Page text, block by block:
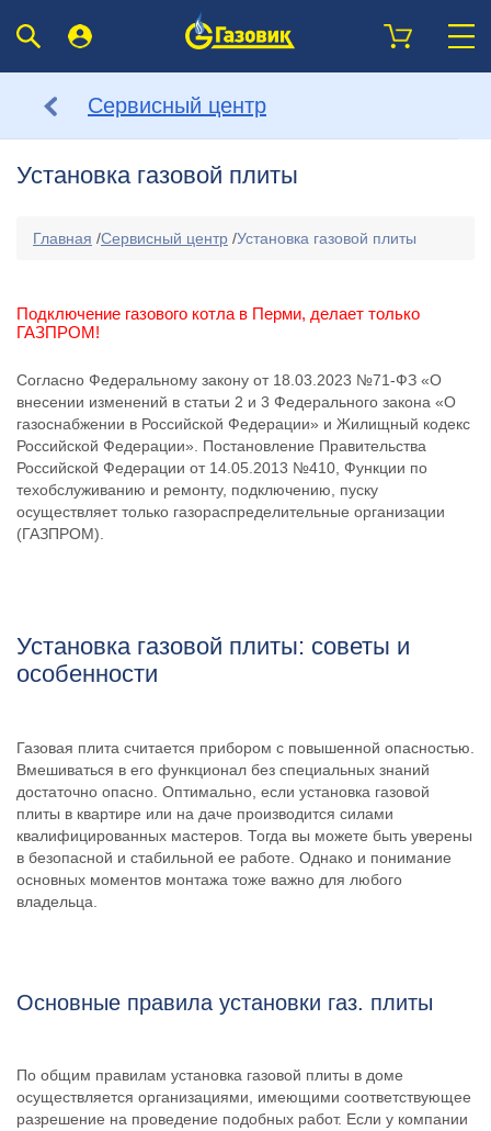
Сервисный центр
Установка газовой плиты
Главная /Сервисный центр /Установка газовой плиты
Подключение газового котла в Перми, делает только
ГАЗПРОМ!
Согласно Федеральному закону от 18.03.2023 №71-ФЗ «О
внесении изменений в статьи 2 и 3 Федерального закона «О
газоснабжении в Российской Федерации» и Жилищный кодекс
Российской Федерации». Постановление Правительства
Российской Федерации от 14.05.2013 №410, Функции по
техобслуживанию и ремонту, подключению, пуску
осуществляет только газораспределительные организации
(ГАЗПРОМ).
Установка газовой плиты: советы и
особенности
Газовая плита считается прибором с повышенной опасностью.
Вмешиваться в его функционал без специальных знаний
достаточно опасно. Оптимально, если установка газовой
плиты в квартире или на даче производится силами
квалифицированных мастеров. Тогда вы можете быть уверены
в безопасной и стабильной ее работе. Однако и понимание
основных моментов монтажа тоже важно для любого
владельца.
Основные правила установки газ. плиты
По общим правилам установка газовой плиты в доме
осуществляется организациями, имеющими соответствующее
разрешение на проведение подобных работ. Если у компании